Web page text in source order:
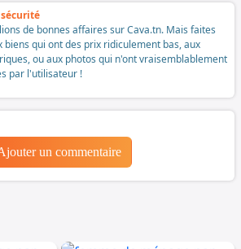
de bonnes affaires sur Cava.tn. Mais faites
biens qui ont des prix ridiculement bas, aux
ou aux photos qui n'ont vraisemblablement
par l'utilisateur !
un commentaire